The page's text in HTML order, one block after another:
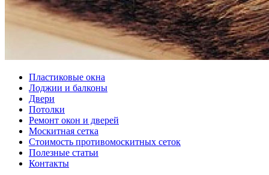
Пластиковые окна
Лоджии и балконы
Двери
Потолки
Ремонт окон и дверей
Москитная сетка
Стоимость противомоскитных сеток
Полезные статьи
Контакты